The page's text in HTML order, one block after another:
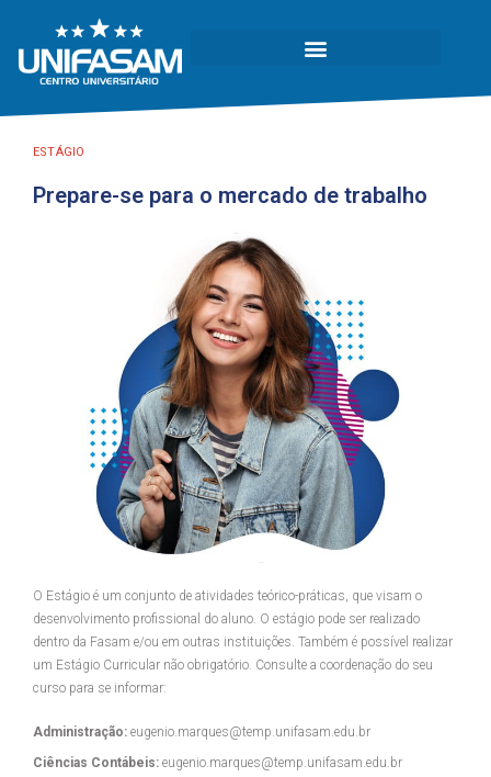
ESTÁGIO
Prepare-se para o mercado de trabalho​
O Estágio é um conjunto de atividades teórico-práticas, que visam o
desenvolvimento profissional do aluno. O estágio pode ser realizado
dentro da Fasam e/ou em outras instituições. Também é possível realizar
um Estágio Curricular não obrigatório. Consulte a coordenação do seu
curso para se informar:
Administração: eugenio.marques@temp.unifasam.edu.br
Ciências Contábeis: eugenio.marques@temp.unifasam.edu.br